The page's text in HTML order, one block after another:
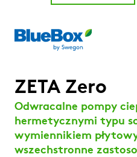
ZETA Zero
Odwracalne pompy
hermetycznymi typu
wymiennikiem
wszechstronne